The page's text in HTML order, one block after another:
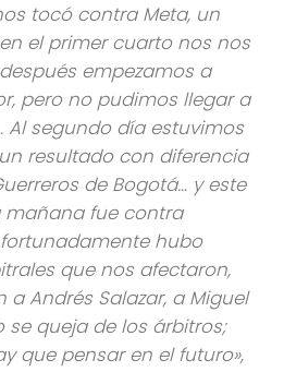
tocó contra Meta, un
el primer cuarto nos nos
empezamos a
pero no pudimos llegar a
Al segundo día estuvimos
resultado con diferencia
de Bogotá… y este
fue contra
hubo
que nos afectaron,
a Andrés Salazar, a Miguel
se queja de los árbitros;
que pensar en el futuro»,